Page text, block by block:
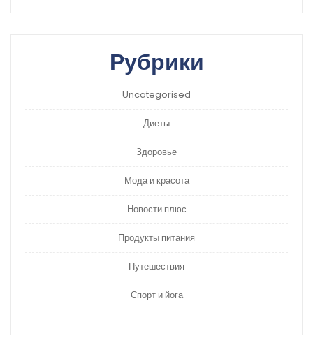
Рубрики
Uncategorised
Диеты
Здоровье
Мода и красота
Новости плюс
Продукты питания
Путешествия
Спорт и йога